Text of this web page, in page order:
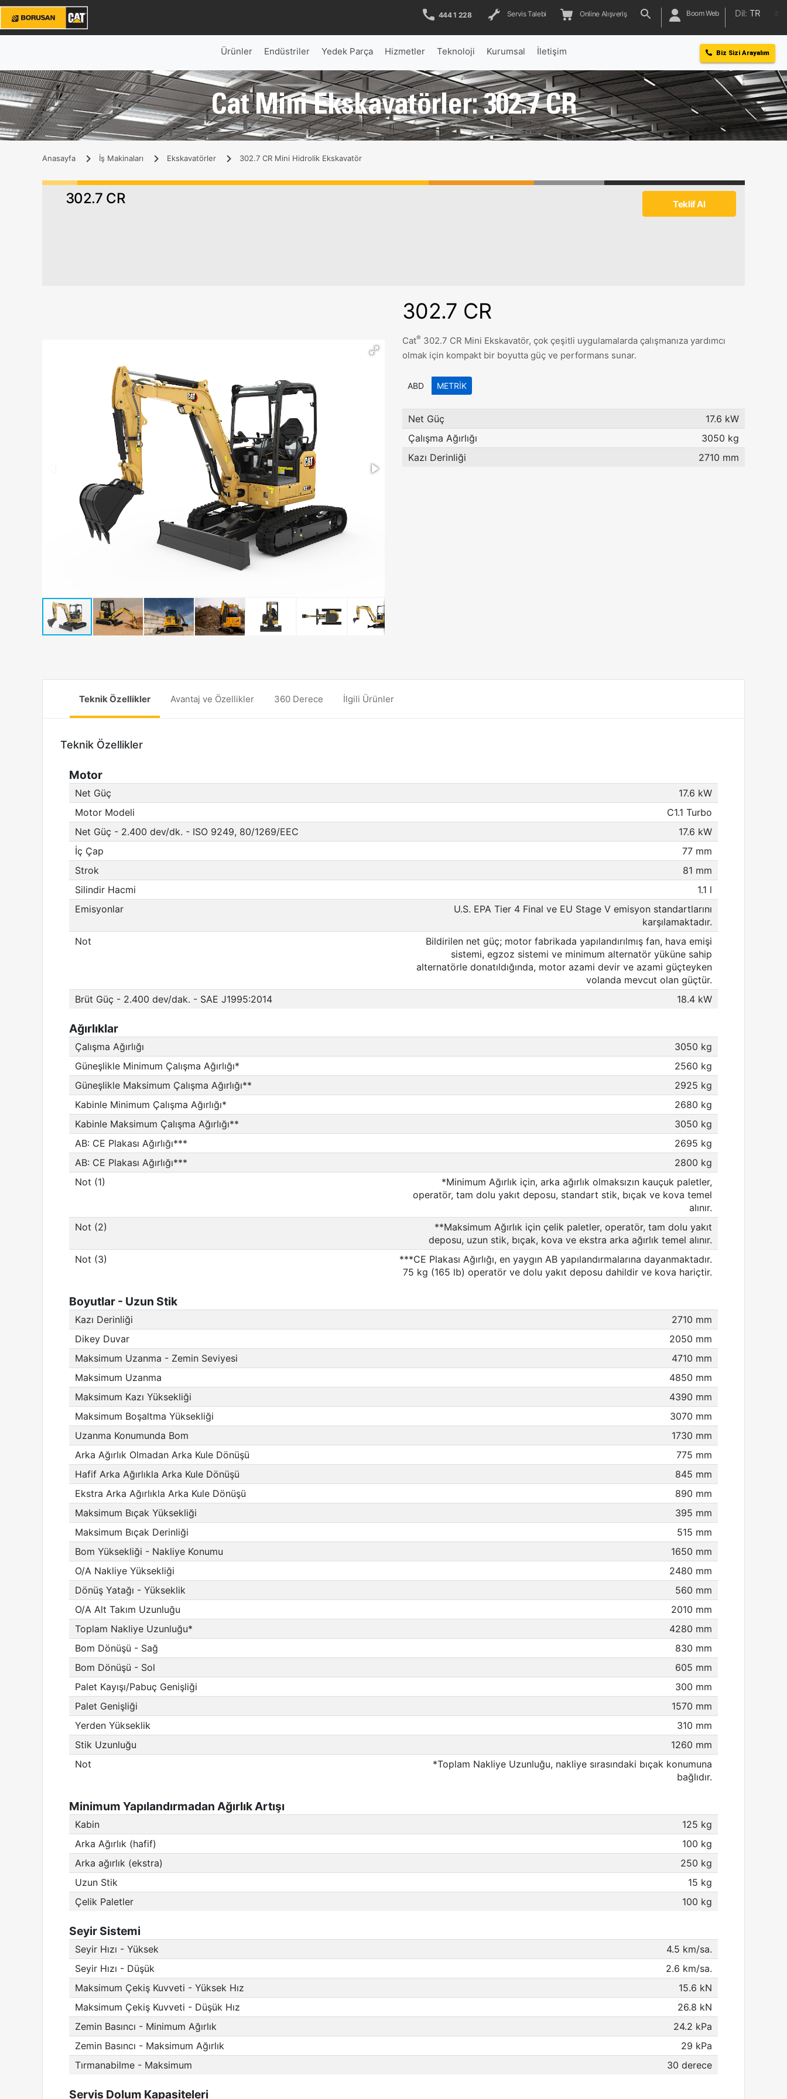
444 1 228 Servis Talebi Online Alışveriş Boom Web Dil: TR
Ürünler Endüstriler Yedek Parça Hizmetler Teknoloji Kurumsal İletişim Biz Sizi Arayalım
Cat Mini Ekskavatörler: 302.7 CR
Anasayfa İş Makinaları Ekskavatörler 302.7 CR Mini Hidrolik Ekskavatör
302.7 CR Teklif Al
302.7 CR
Cat® 302.7 CR Mini Ekskavatör, çok çeşitli uygulamalarda çalışmanıza yardımcı
olmak için kompakt bir boyutta güç ve performans sunar.
ABD METRIK
Net Güç
17.6 kW
Çalışma Ağırlığı
3050 kg
Kazı Derinliği
2710 mm
Teknik Özellikler Avantaj ve Özellikler 360 Derece İlgili Ürünler
Teknik Özellikler
Motor
Net Güç
17.6 kW
Motor Modeli
C1.1 Turbo
Net Güç - 2.400 dev/dk. - ISO 9249, 80/1269/EEC
17.6 kW
İç Çap
77 mm
Strok
81 mm
Silindir Hacmi
1.1 l
Emisyonlar
U.S. EPA Tier 4 Final ve EU Stage V emisyon standartlarını
karşılamaktadır.
Not
Bildirilen net güç; motor fabrikada yapılandırılmış fan, hava emişi
sistemi, egzoz sistemi ve minimum alternatör yüküne sahip
alternatörle donatıldığında, motor azami devir ve azami güçteyken
volanda mevcut olan güçtür.
Brüt Güç - 2.400 dev/dak. - SAE J1995:2014
18.4 kW
Ağırlıklar
Çalışma Ağırlığı
3050 kg
Güneşlikle Minimum Çalışma Ağırlığı*
2560 kg
Güneşlikle Maksimum Çalışma Ağırlığı**
2925 kg
Kabinle Minimum Çalışma Ağırlığı*
2680 kg
Kabinle Maksimum Çalışma Ağırlığı**
3050 kg
AB: CE Plakası Ağırlığı***
2695 kg
AB: CE Plakası Ağırlığı***
2800 kg
Not (1)
*Minimum Ağırlık için, arka ağırlık olmaksızın kauçuk paletler,
operatör, tam dolu yakıt deposu, standart stik, bıçak ve kova temel
alınır.
Not (2)
**Maksimum Ağırlık için çelik paletler, operatör, tam dolu yakıt
deposu, uzun stik, bıçak, kova ve ekstra arka ağırlık temel alınır.
Not (3)
***CE Plakası Ağırlığı, en yaygın AB yapılandırmalarına dayanmaktadır.
75 kg (165 lb) operatör ve dolu yakıt deposu dahildir ve kova hariçtir.
Boyutlar - Uzun Stik
Kazı Derinliği
2710 mm
Dikey Duvar
2050 mm
Maksimum Uzanma - Zemin Seviyesi
4710 mm
Maksimum Uzanma
4850 mm
Maksimum Kazı Yüksekliği
4390 mm
Maksimum Boşaltma Yüksekliği
3070 mm
Uzanma Konumunda Bom
1730 mm
Arka Ağırlık Olmadan Arka Kule Dönüşü
775 mm
Hafif Arka Ağırlıkla Arka Kule Dönüşü
845 mm
Ekstra Arka Ağırlıkla Arka Kule Dönüşü
890 mm
Maksimum Bıçak Yüksekliği
395 mm
Maksimum Bıçak Derinliği
515 mm
Bom Yüksekliği - Nakliye Konumu
1650 mm
O/A Nakliye Yüksekliği
2480 mm
Dönüş Yatağı - Yükseklik
560 mm
O/A Alt Takım Uzunluğu
2010 mm
Toplam Nakliye Uzunluğu*
4280 mm
Bom Dönüşü - Sağ
830 mm
Bom Dönüşü - Sol
605 mm
Palet Kayışı/Pabuç Genişliği
300 mm
Palet Genişliği
1570 mm
Yerden Yükseklik
310 mm
Stik Uzunluğu
1260 mm
Not
*Toplam Nakliye Uzunluğu, nakliye sırasındaki bıçak konumuna
bağlıdır.
Minimum Yapılandırmadan Ağırlık Artışı
Kabin
125 kg
Arka Ağırlık (hafif)
100 kg
Arka ağırlık (ekstra)
250 kg
Uzun Stik
15 kg
Çelik Paletler
100 kg
Seyir Sistemi
Seyir Hızı - Yüksek
4.5 km/sa.
Seyir Hızı - Düşük
2.6 km/sa.
Maksimum Çekiş Kuvveti - Yüksek Hız
15.6 kN
Maksimum Çekiş Kuvveti - Düşük Hız
26.8 kN
Zemin Basıncı - Minimum Ağırlık
24.2 kPa
Zemin Basıncı - Maksimum Ağırlık
29 kPa
Tırmanabilme - Maksimum
30 derece
Servis Dolum Kapasiteleri